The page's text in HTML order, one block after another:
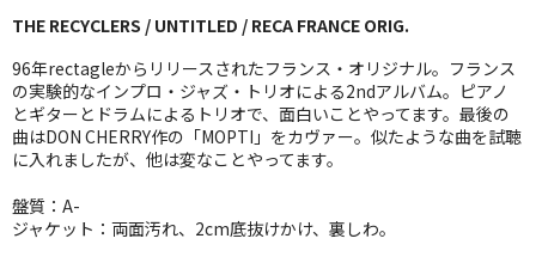
JAZZ-EU
JAZZ-JP
JAZZ-VOCAL
ROCK
THE RECYCLERS / UNTITLED / RECA FRANCE ORIG.
96年rectagleからリリースされたフランス・オリジナル。フランス
の実験的なインプロ・ジャズ・トリオによる2ndアルバム。ピアノ
とギターとドラムによるトリオで、面白いことやってます。最後の
曲はDON CHERRY作の「MOPTI」をカヴァー。似たような曲を試聴
に入れましたが、他は変なことやってます。
盤質：A-
ジャケット：両面汚れ、2cm底抜けかけ、裏しわ。